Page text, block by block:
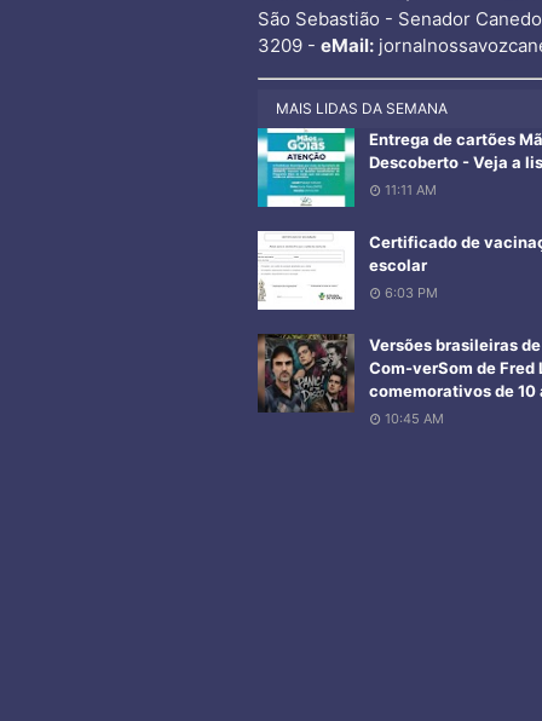
São Sebastião - Senador
3209 - eMail:
MAIS LIDAS DA SEMANA
Entrega de cartões
Descoberto - Veja a
11:11 AM
Certificado de
escolar
6:03 PM
Versões brasileiras
Com-verSom de Fred
comemorativos de 10
10:45 AM